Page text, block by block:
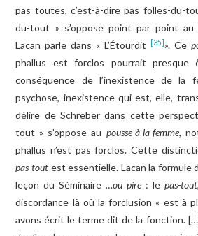
pas toutes, c’est-à-dire pas folles-du-
du-tout » s’oppose point par point
Lacan parle dans « L’Étourdit
[35]». Ce
phallus est forclos pourrait presque
conséquence de l’inexistence de la
psychose, inexistence qui est, elle,
délire de Schreber dans cette
tout » s’oppose au pousse-à-la-femme,
phallus n’est pas forclos. Cette
pas-tout est essentielle. Lacan la formule
leçon du Séminaire…ou pire : le pas-tout
discordance là où la forclusion « est à
avons écrit le terme dit de la fonction.